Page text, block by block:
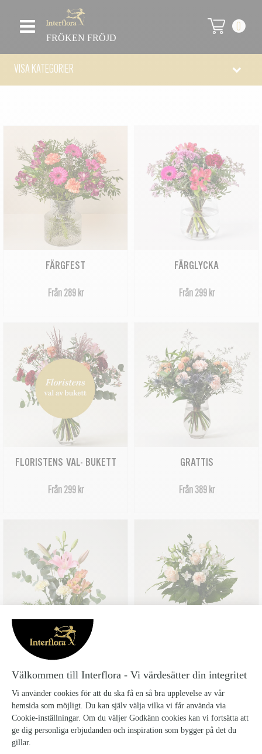
FRÖKEN FRÖJD
0
VISA KATEGORIER
FÄRGFEST
Från 289 kr
FÄRGLYCKA
Från 299 kr
FLORISTENS VAL- BUKETT
Från 299 kr
GRATTIS
Från 389 kr
LILJEFAVORIT
Från 289 kr Från 395 kr